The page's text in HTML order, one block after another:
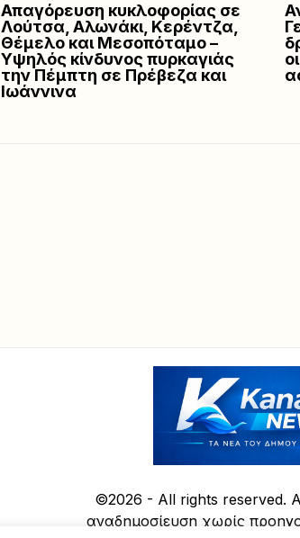
Απαγόρευση κυκλοφορίας σε
Λούτσα, Αλωνάκι, Κερέντζα,
Θέμελο και Μεσοπόταμο –
Υψηλός κίνδυνος πυρκαγιάς
την Πέμπτη σε Πρέβεζα και
Ιωάννινα
©2026 - All rights reserved.
αναδημοσίευση χωρίς